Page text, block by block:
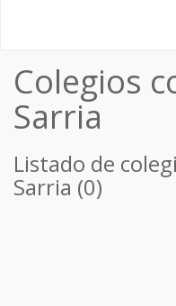
Colegios
Sarria
Listado de
Sarria (0)